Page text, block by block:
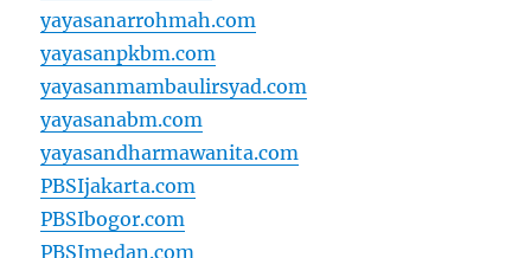
yayasanarrohmah.com
yayasanpkbm.com
yayasanmambaulirsyad.com
yayasanabm.com
yayasandharmawanita.com
PBSIjakarta.com
PBSIbogor.com
PBSImedan.com